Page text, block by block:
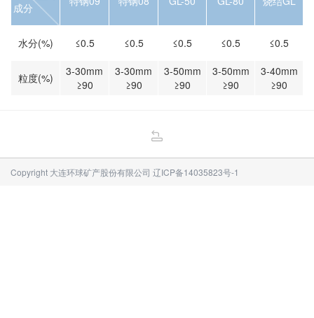
成分
水分(%) ≤0.5 ≤0.5 ≤0.5 ≤0.5 ≤0.5
粒度(%)
3-30mm
≥90
3-30mm
≥90
3-50mm
≥90
3-50mm
≥90
3-40mm
≥90
Copyright 大连环球矿产股份有限公司 辽ICP备14035823号-1